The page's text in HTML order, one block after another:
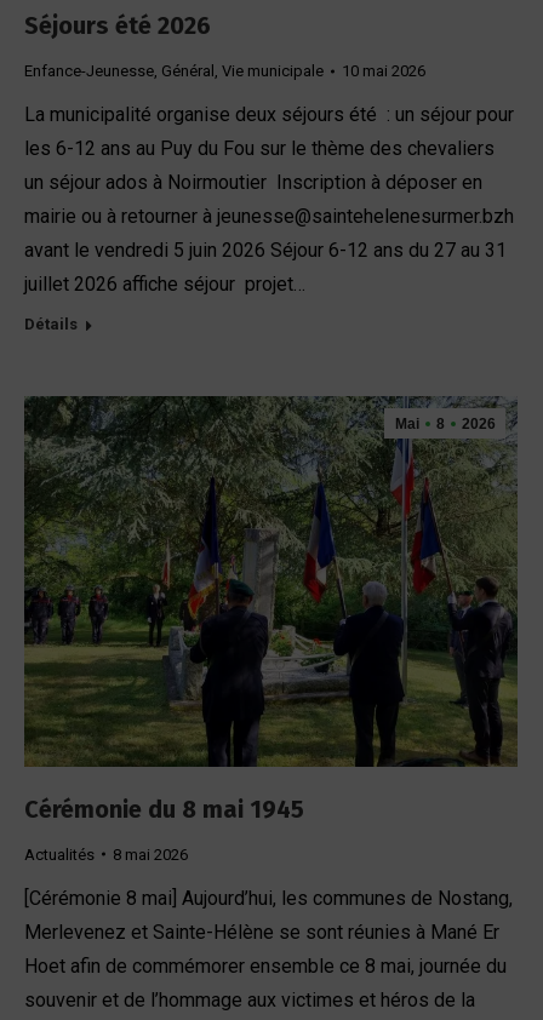
Séjours été 2026
Enfance-Jeunesse, Général , Vie municipale 10 mai 2026
La municipalité organise deux séjours été : un séjour pour
les 6-12 ans au Puy du Fou sur le thème des chevaliers
un séjour ados à Noirmoutier Inscription à déposer en
mairie ou à retourner à jeunesse@saintehelenesurmer.bzh
avant le vendredi 5 juin 2026 Séjour 6-12 ans du 27 au 31
juillet 2026 affiche séjour projet…
Détails
Mai 8 2026
Cérémonie du 8 mai 1945
Actualités 8 mai 2026
[Cérémonie 8 mai] Aujourd’hui, les communes de Nostang,
Merlevenez et Sainte-Hélène se sont réunies à Mané Er
Hoet afin de commémorer ensemble ce 8 mai, journée du
souvenir et de l’hommage aux victimes et héros de la